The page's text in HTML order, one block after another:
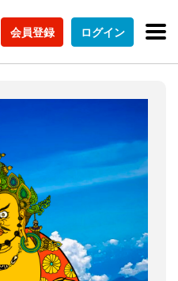
会員登録 ログイン